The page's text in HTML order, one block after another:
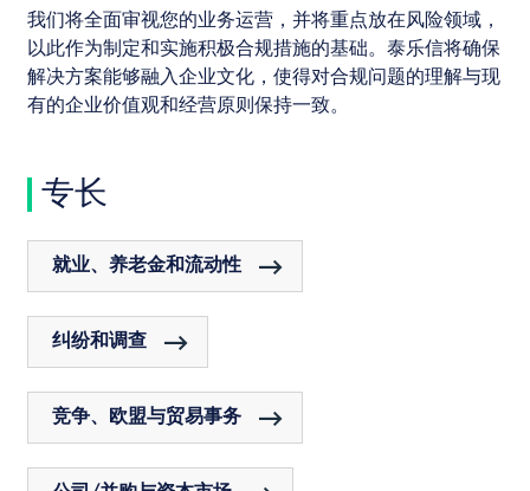
我们将全面审视您的业务运营，并将重点放在风险领域，
以此作为制定和实施积极合规措施的基础。泰乐信将确保
解决方案能够融入企业文化，使得对合规问题的理解与现
有的企业价值观和经营原则保持一致。
专长
就业、养老金和流动性
纠纷和调查
竞争、欧盟与贸易事务